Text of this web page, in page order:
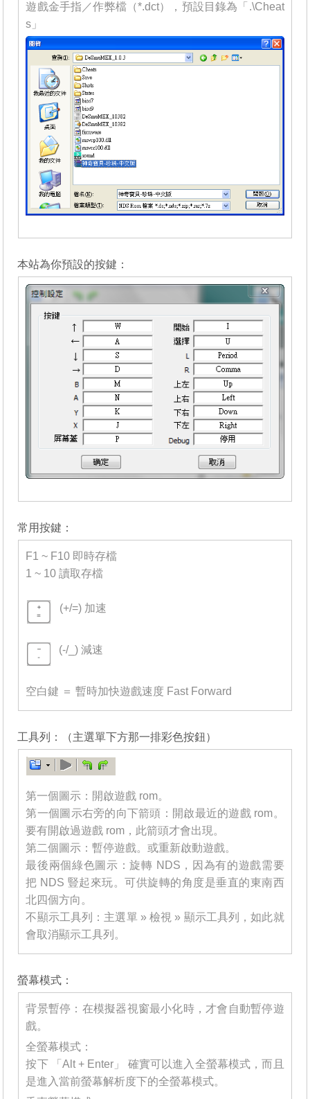
遊戲金手指／作弊檔（*.dct），預設目錄為「.\Cheat
s」
本站為你預設的按鍵：
常用按鍵：
F1 ~ F10 即時存檔
1 ~ 10 讀取存檔
(+/=) 加速
(-/_) 減速
空白鍵 ＝ 暫時加快遊戲速度 Fast Forward
工具列：（主選單下方那一排彩色按鈕）
第一個圖示：開啟遊戲 rom。
第一個圖示右旁的向下箭頭：開啟最近的遊戲 rom。
要有開啟過遊戲 rom，此箭頭才會出現。
第二個圖示：暫停遊戲。或重新啟動遊戲。
最後兩個綠色圖示：旋轉 NDS，因為有的遊戲需要
把 NDS 豎起來玩。可供旋轉的角度是垂直的東南西
北四個方向。
不顯示工具列：主選單 » 檢視 » 顯示工具列，如此就
會取消顯示工具列。
螢幕模式：
背景暫停：在模擬器視窗最小化時，才會自動暫停遊
戲。
全螢幕模式：
按下 「Alt + Enter」 確實可以進入全螢幕模式，而且
是進入當前螢幕解析度下的全螢幕模式。